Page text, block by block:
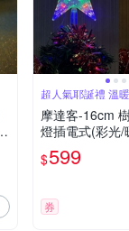
超人氣耶誕禮 溫
摩達客-16cm
燈插電式(彩光/
$599
券